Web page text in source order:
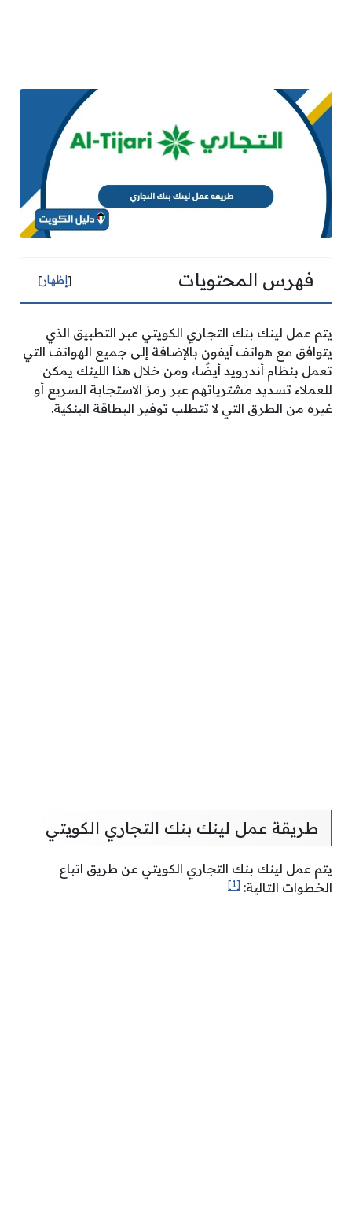
فهرس المحتويات [إظهار]
يتم عمل لينك بنك التجاري الكويتي عبر التطبيق الذي
يتوافق مع هواتف آيفون بالإضافة إلى جميع الهواتف التي
تعمل بنظام أندرويد أيضًا، ومن خلال هذا اللينك يمكن
للعملاء تسديد مشترياتهم عبر رمز الاستجابة السريع أو
غيره من الطرق التي لا تتطلب توفير البطاقة البنكية.
طريقة عمل لينك بنك التجاري الكويتي
يتم عمل لينك بنك التجاري الكويتي عن طريق اتباع
الخطوات التالية: [1]